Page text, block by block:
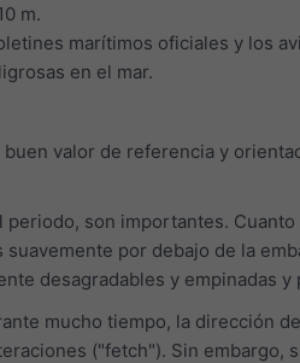
m.
marítimos oficiales y los
en el mar.
valor de referencia y
son importantes.
por debajo de la
desagradables y empinadas
mucho tiempo, la dirección
("fetch"). Sin